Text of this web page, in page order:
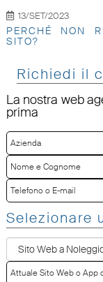
13/SET/2023
PERCHÉ NON
SITO?
Richiedi il
La nostra web
prima
Selezionare